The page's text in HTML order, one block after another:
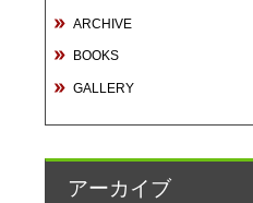
ARCHIVE
BOOKS
GALLERY
アーカイブ